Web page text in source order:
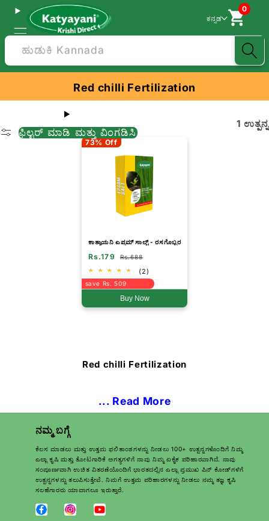
ಕನ್ನಡ
0
ಹುಡುಕಿ Kannada
Red chilli Fertilization
ಫಿಲ್ಟರ್ ಮಾಡಿ ಮತ್ತು ವಿಂಗಡಿಸಿ
1 ಉತ್ಪನ್ನ
73% Off
ಕಾತ್ಯಾಯನಿ ಎಪ್ಸಮ್ ಸಾಲ್ಟ್ - ರಸಗೊಬ್ಬರ
Rs.179 Rs.688
(2)
save Rs. 509
Buy Now
Red chilli Fertilization
... Read More
ನಮ್ಮ ಬಗ್ಗೆ
ಕೆಲಸ ಮಾಡಲು ಮತ್ತು ಉತ್ತಮ ಫಲಿತಾಂಶಗಳನ್ನು ನೀಡಲು 100+ ಉತ್ಪನ್ನಗಳೊಂದಿಗೆ ನಿಮ್ಮ
ಎಲ್ಲಾ ಕೃಷಿ ಮತ್ತು ತೋಟಗಾರಿಕೆ ಅಗತ್ಯಗಳಿಗೆ ನಾವು ನಿಮ್ಮ ಏಕೈಕ ಪರಿಹಾರವಾಗಿದೆ. ನಾವು
ಸಂಪೂರ್ಣವಾಗಿ ಉಚಿತ ವಿತರಣೆಯೊಂದಿಗೆ ಭಾರತದಲ್ಲಿನ ಎಲ್ಲಾ ಪ್ರಮುಖ ಪಿನ್ ಕೋಡ್‌ಗಳಿಗೆ
ಉತ್ಪನ್ನಗಳನ್ನು ತಲುಪಿಸುತ್ತೇವೆ. ನಿಮಗೆ ಉತ್ತಮ ಪರಿಹಾರಗಳನ್ನು ನೀಡಲು ನಮ್ಮ ತಜ್ಞ ಕೃಷಿ
ಸಲಹೆಗಾರರು ಯಾವಾಗಲೂ ಇರುತ್ತಾರೆ.